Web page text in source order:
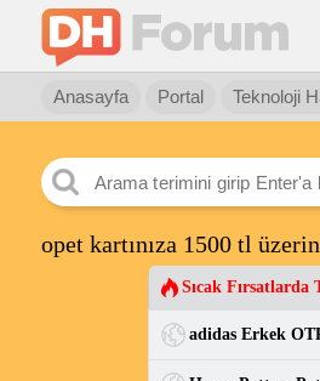
Anasayfa Portal Teknoloji
opet kartınıza 1500 tl
Sıcak Fırsatlarda
adidas Erkek